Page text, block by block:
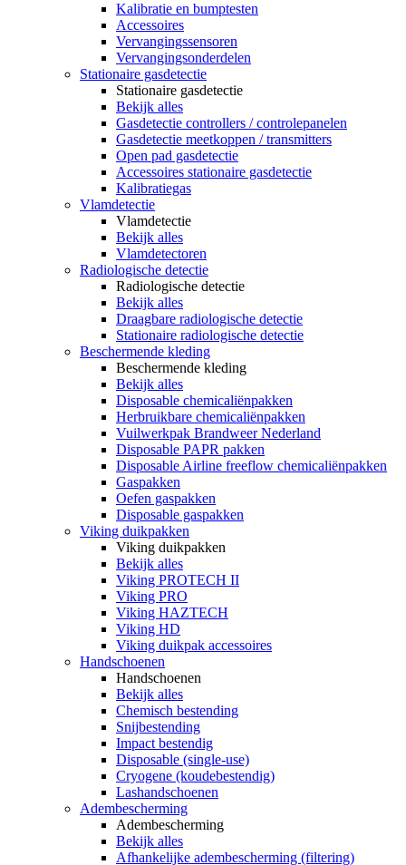
Kalibratie en bumptesten
Accessoires
Vervangingssensoren
Vervangingsonderdelen
Stationaire gasdetectie
Stationaire gasdetectie
Bekijk alles
Gasdetectie controllers / controlepanelen
Gasdetectie meetkoppen / transmitters
Open pad gasdetectie
Accessoires stationaire gasdetectie
Kalibratiegas
Vlamdetectie
Vlamdetectie
Bekijk alles
Vlamdetectoren
Radiologische detectie
Radiologische detectie
Bekijk alles
Draagbare radiologische detectie
Stationaire radiologische detectie
Beschermende kleding
Beschermende kleding
Bekijk alles
Disposable chemicaliënpakken
Herbruikbare chemicaliënpakken
Vuilwerkpak Brandweer Nederland
Disposable PAPR pakken
Disposable Airline freeflow chemicaliënpakken
Gaspakken
Oefen gaspakken
Disposable gaspakken
Viking duikpakken
Viking duikpakken
Bekijk alles
Viking PROTECH II
Viking PRO
Viking HAZTECH
Viking HD
Viking duikpak accessoires
Handschoenen
Handschoenen
Bekijk alles
Chemisch bestending
Snijbestending
Impact bestendig
Disposable (single-use)
Cryogene (koudebestendig)
Lashandschoenen
Adembescherming
Adembescherming
Bekijk alles
Afhankelijke adembescherming (filtering)